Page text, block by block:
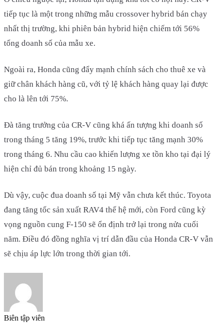
tiếp tục là một trong những mẫu crossover hybrid bán chạy
nhất thị trường, khi phiên bản hybrid hiện chiếm tới 56%
tổng doanh số của mẫu xe.
Ngoài ra, Honda cũng đẩy mạnh chính sách cho thuê xe và
giữ chân khách hàng cũ, với tỷ lệ khách hàng quay lại được
cho là lên tới 75%.
Đà tăng trưởng của CR-V cũng khá ấn tượng khi doanh số
trong tháng 5 tăng 19%, trước khi tiếp tục tăng mạnh 30%
trong tháng 6. Nhu cầu cao khiến lượng xe tồn kho tại đại lý
hiện chỉ đủ bán trong khoảng 15 ngày.
Dù vậy, cuộc đua doanh số tại Mỹ vẫn chưa kết thúc. Toyota
đang tăng tốc sản xuất RAV4 thế hệ mới, còn Ford cũng kỳ
vọng nguồn cung F-150 sẽ ổn định trở lại trong nửa cuối
năm. Điều đó đồng nghĩa vị trí dẫn đầu của Honda CR-V vẫn
sẽ chịu áp lực lớn trong thời gian tới.
Biên tập viên